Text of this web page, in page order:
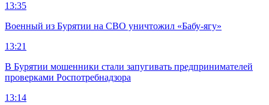
13:35
Военный из Бурятии на СВО уничтожил «Бабу-ягу»
13:21
В Бурятии мошенники стали запугивать предпринимателей
проверками Роспотребнадзора
13:14